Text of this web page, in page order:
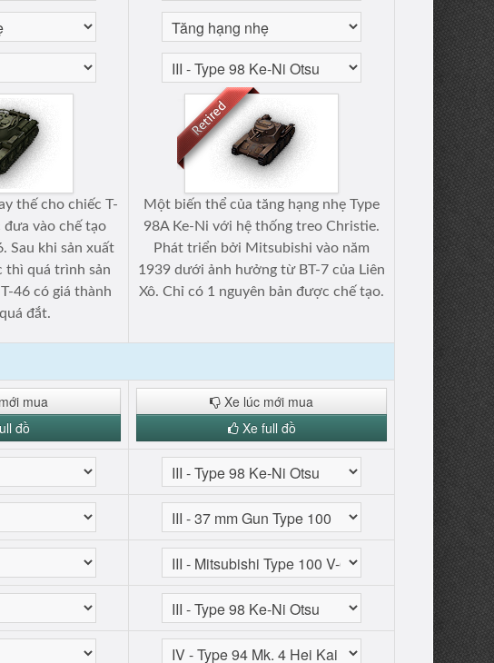
thế cho chiếc T-
đưa vào chế tạo
Sau khi sản xuất
thì quá trình sản
46 có giá thành
đắt.
Một biến thể của tăng hạng nhẹ Type
98A Ke-Ni với hệ thống treo Christie.
Phát triển bởi Mitsubishi vào năm
1939 dưới ảnh hưởng từ BT-7 của Liên
Xô. Chỉ có 1 nguyên bản được chế tạo.
mua
đồ
Xe lúc mới mua
Xe full đồ